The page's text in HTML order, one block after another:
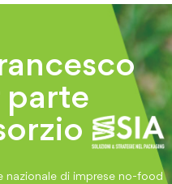
parte
nazionale di imprese no-food